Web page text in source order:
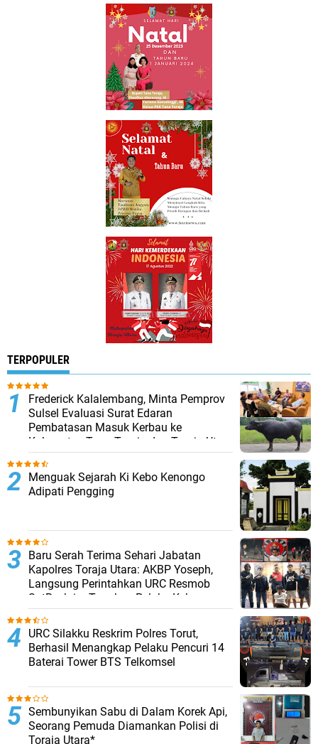
TERPOPULER
Frederick Kalalembang, Minta Pemprov
Sulsel Evaluasi Surat Edaran
Pembatasan Masuk Kerbau ke
Kabupaten Tana Toraja dan Toraja Utara
Menguak Sejarah Ki Kebo Kenongo
Adipati Pengging
Baru Serah Terima Sehari Jabatan
Kapolres Toraja Utara: AKBP Yoseph,
Langsung Perintahkan URC Resmob
SatReskrim Tangkap Pelaku Kekerasan
Seksual Anak Di Bawah Umur
URC Silakku Reskrim Polres Torut,
Berhasil Menangkap Pelaku Pencuri 14
Baterai Tower BTS Telkomsel
Sembunyikan Sabu di Dalam Korek Api,
Seorang Pemuda Diamankan Polisi di
Toraja Utara*